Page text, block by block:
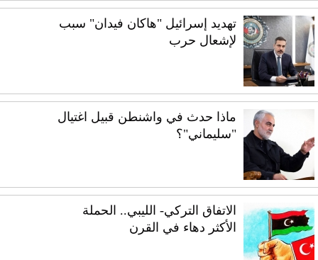
تهديد إسرائيل "هاكان فيدان" سبب
لإشعال حرب
ماذا حدث في واشنطن قبيل اغتيال
"سليماني"؟
الاتفاق التركي- الليبي.. الحملة
الأكثر دهاء في القرن